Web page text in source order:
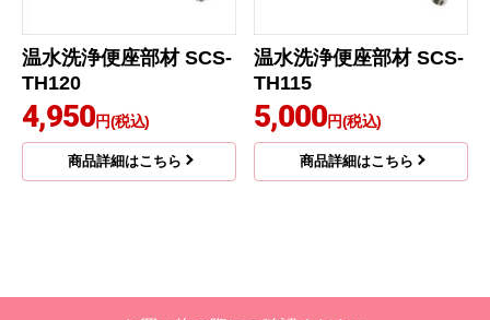
温水洗浄便座部材 SCS-
TH120
4,950円(税込)
商品詳細はこちら
温水洗浄便座部材 SCS-
TH115
5,000円(税込)
商品詳細はこちら